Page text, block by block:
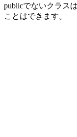
publicでないクラス
ことはできます。